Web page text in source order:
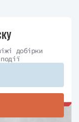
добірки